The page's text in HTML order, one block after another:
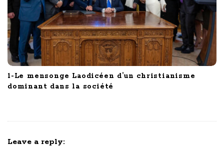
1-Le mensonge Laodicéen d’un christianisme
dominant dans la société
Leave a reply: